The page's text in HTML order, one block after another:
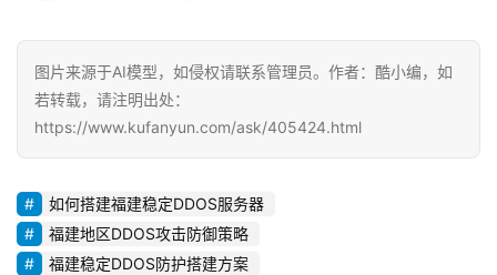
图片来源于AI模型，如侵权请联系管理员。作者：酷小编，如
若转载，请注明出处：
https://www.kufanyun.com/ask/405424.html
如何搭建福建稳定DDOS服务器
福建地区DDOS攻击防御策略
福建稳定DDOS防护搭建方案